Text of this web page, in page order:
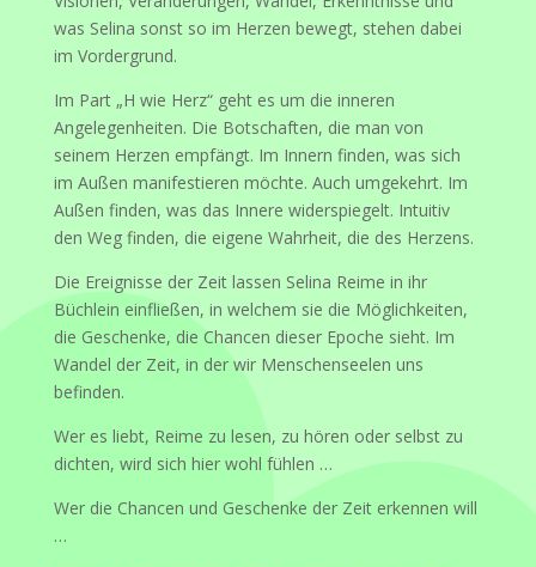
was Selina sonst so im Herzen bewegt, stehen dabei
im Vordergrund.
Im Part „H wie Herz“ geht es um die inneren
Angelegenheiten. Die Botschaften, die man von
seinem Herzen empfängt. Im Innern finden, was sich
im Außen manifestieren möchte. Auch umgekehrt. Im
Außen finden, was das Innere widerspiegelt. Intuitiv
den Weg finden, die eigene Wahrheit, die des Herzens.
Die Ereignisse der Zeit lassen Selina Reime in ihr
Büchlein einfließen, in welchem sie die Möglichkeiten,
die Geschenke, die Chancen dieser Epoche sieht. Im
Wandel der Zeit, in der wir Menschenseelen uns
befinden.
Wer es liebt, Reime zu lesen, zu hören oder selbst zu
dichten, wird sich hier wohl fühlen …
Wer die Chancen und Geschenke der Zeit erkennen will
…